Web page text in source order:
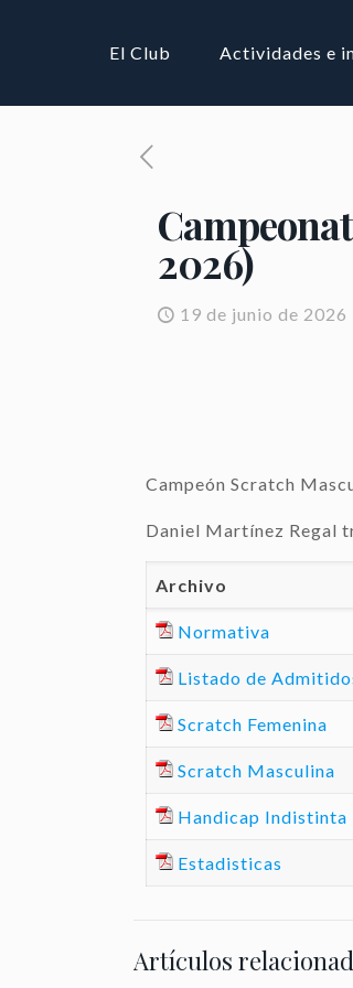
El Club Actividades e
2026)
19 de junio de 2026
Campeón Scratch
Daniel Martínez Regal
Archivo
Normativa
Listado de
Scratch Femenina
Scratch Masculina
Handicap Indistinta
Estadisticas
Artículos